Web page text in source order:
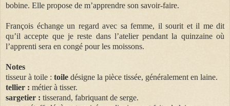
bobine. Elle propose de m’apprendre son savoir-faire.
François échange un regard avec sa femme, il sourit et il me dit
qu’il accepte que je reste dans l’atelier pendant la quinzaine où
l’apprenti sera en congé pour les moissons.
Notes
tisseur à toile : toile désigne la pièce tissée, généralement en laine.
tellier : métier à tisser.
sargetier : tisserand, fabriquant de serge.